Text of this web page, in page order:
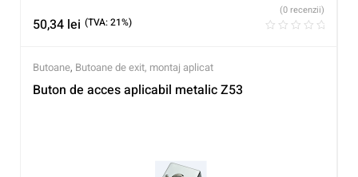
50,34 lei (TVA: 21%)
(0 recenzii)
Butoane, Butoane de exit, montaj aplicat
Buton de acces aplicabil metalic Z53